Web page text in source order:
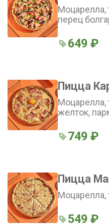
Моцарелла,
перец
649 ₽
Пицца
Моцарелла,
желток,
749 ₽
Пицца
Моцарелла,
549 ₽